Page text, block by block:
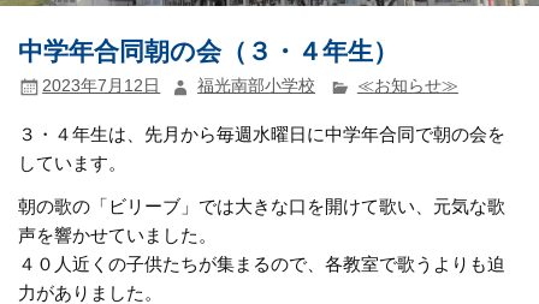
中学年合同朝の会（３・４年生）
2023年7月12日 福光南部小学校 ≪お知らせ≫
３・４年生は、先月から毎週水曜日に中学年合同で朝の会を
しています。
朝の歌の「ビリーブ」では大きな口を開けて歌い、元気な歌
声を響かせていました。
４０人近くの子供たちが集まるので、各教室で歌うよりも迫
力がありました。